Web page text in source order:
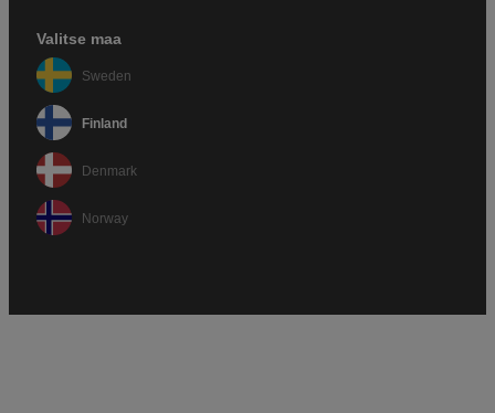
Valitse maa
Sweden
Finland
Denmark
Norway